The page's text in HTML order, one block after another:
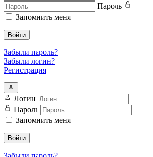
Пароль
Запомнить меня
Войти
Забыли пароль?
Забыли логин?
Регистрация
Логин
Пароль
Запомнить меня
Войти
Забыли пароль?